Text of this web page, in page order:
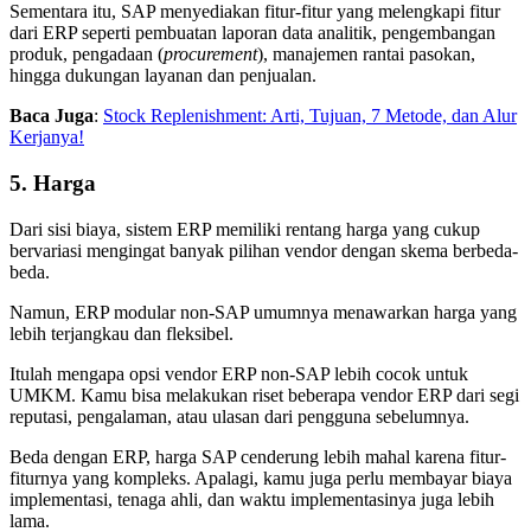
Sementara itu, SAP menyediakan fitur-fitur yang melengkapi fitur
dari ERP seperti pembuatan laporan data analitik, pengembangan
produk, pengadaan (procurement), manajemen rantai pasokan,
hingga dukungan layanan dan penjualan.
Baca Juga: Stock Replenishment: Arti, Tujuan, 7 Metode, dan Alur
Kerjanya!
5. Harga
Dari sisi biaya, sistem ERP memiliki rentang harga yang cukup
bervariasi mengingat banyak pilihan vendor dengan skema berbeda-
beda.
Namun, ERP modular non-SAP umumnya menawarkan harga yang
lebih terjangkau dan fleksibel.
Itulah mengapa opsi vendor ERP non-SAP lebih cocok untuk
UMKM. Kamu bisa melakukan riset beberapa vendor ERP dari segi
reputasi, pengalaman, atau ulasan dari pengguna sebelumnya.
Beda dengan ERP, harga SAP cenderung lebih mahal karena fitur-
fiturnya yang kompleks. Apalagi, kamu juga perlu membayar biaya
implementasi, tenaga ahli, dan waktu implementasinya juga lebih
lama.